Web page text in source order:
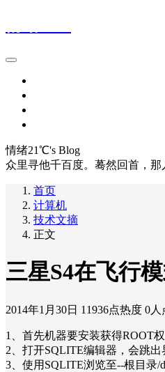
情绪21℃'s Blog
众里寻他千百度。蓦然回首，那
首页
计算机
技术文摘
正文
三星S4在飞行
2014年1月30日 11936点热度 0人
1、首先机器要安装获得ROOT
2、打开SQLITE编辑器，会跳
3、使用SQLITE浏览至--根目录/